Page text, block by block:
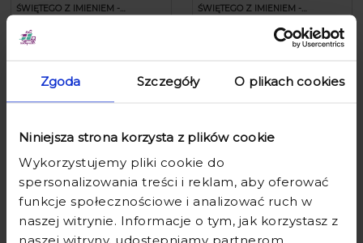
Zgoda Szczegóły O plikach cookies
Niniejsza strona korzysta z plików cookie
Wykorzystujemy pliki cookie do
spersonalizowania treści i reklam, aby oferować
funkcje społecznościowe i analizować ruch w
naszej witrynie. Informacje o tym, jak korzystasz z
naszej witryny, udostępniamy partnerom
ŚWIĘTEGO Z IMIENIEM -
ŚWIĘTEGO Z IMIENIEM -
169,90 zł